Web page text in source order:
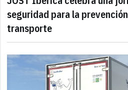
seguridad para la
transporte